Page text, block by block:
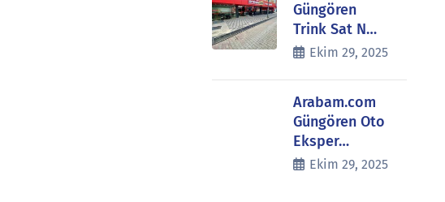
Güngören
Trink Sat N…
Ekim 29, 2025
Arabam.com
Güngören Oto
Eksper…
Ekim 29, 2025